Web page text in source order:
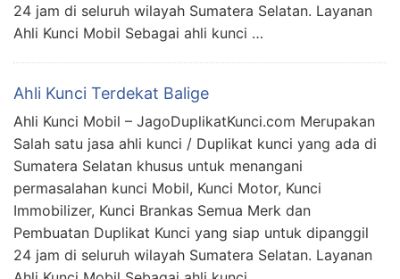
24 jam di seluruh wilayah Sumatera Selatan. Layanan
Ahli Kunci Mobil Sebagai ahli kunci …
Ahli Kunci Terdekat Balige
Ahli Kunci Mobil – JagoDuplikatKunci.com Merupakan
Salah satu jasa ahli kunci / Duplikat kunci yang ada di
Sumatera Selatan khusus untuk menangani
permasalahan kunci Mobil, Kunci Motor, Kunci
Immobilizer, Kunci Brankas Semua Merk dan
Pembuatan Duplikat Kunci yang siap untuk dipanggil
24 jam di seluruh wilayah Sumatera Selatan. Layanan